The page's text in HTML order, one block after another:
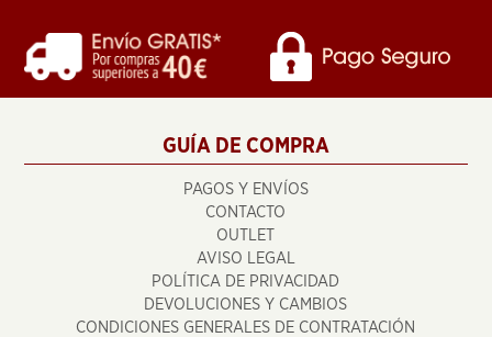
GUÍA DE COMPRA
PAGOS Y ENVÍOS
CONTACTO
OUTLET
AVISO LEGAL
POLÍTICA DE PRIVACIDAD
DEVOLUCIONES Y CAMBIOS
CONDICIONES GENERALES DE CONTRATACIÓN